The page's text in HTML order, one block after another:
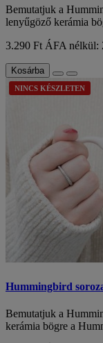
Bemutatjuk a
lenyűgöző kerámia
3.290 Ft ÁFA nélkül:
Kosárba
NINCS KÉSZLETEN
Hummingbird
Bemutatjuk a
kerámia bögre a